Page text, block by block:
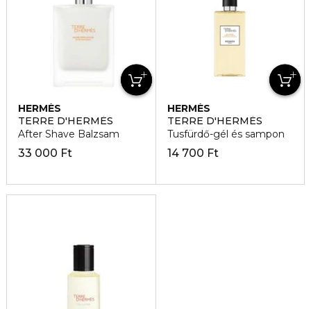
HERMÈS
TERRE D'HERMÈS
After Shave Balzsam
33 000 Ft
HERMÈS
TERRE D'HERMÈS
Tusfürdő-gél és sampon
14 700 Ft